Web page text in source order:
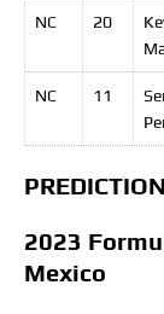
NC 20
NC 11
2023
Mexico